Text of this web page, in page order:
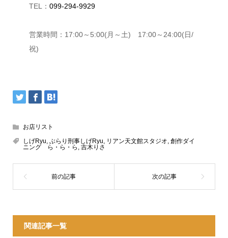
TEL： 099-294-9929
営業時間：17:00～5:00(月～土) 17:00～24:00(日/
祝)
お店リスト
しげRyu, ぶらり刑事しげRyu, リアン天文館スタジオ, 創作ダイ
ニング ら・ら・ら , 吉木りさ
関連記事一覧